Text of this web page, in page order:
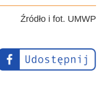
Źródło i fot. UMWP